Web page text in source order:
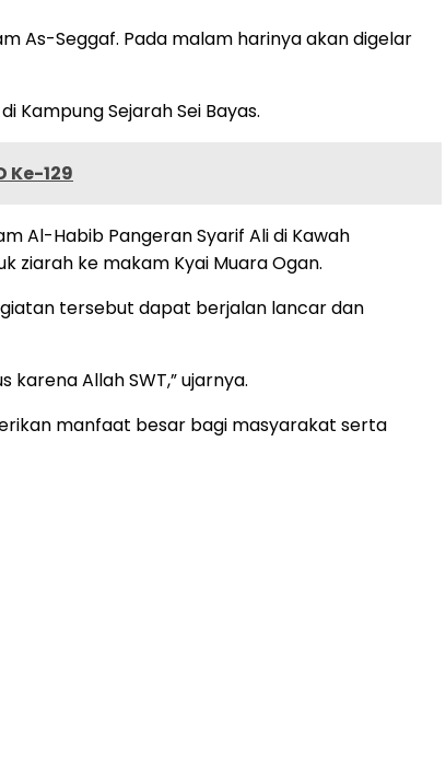
As-Seggaf. Pada malam harinya akan digelar
Kampung Sejarah Sei Bayas.
Ke-129
Al-Habib Pangeran Syarif Ali di Kawah
ziarah ke makam Kyai Muara Ogan.
tersebut dapat berjalan lancar dan
Allah SWT,” ujarnya.
manfaat besar bagi masyarakat serta